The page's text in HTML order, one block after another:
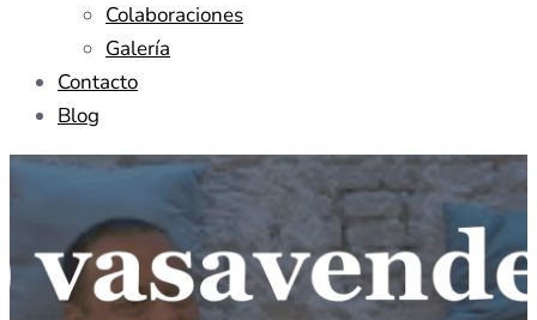
Colaboraciones
Galería
Contacto
Blog